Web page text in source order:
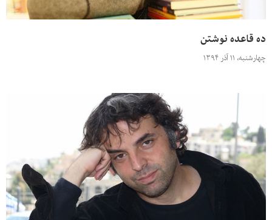
ده قاعده نوشتن
چهارشنبه، ۱۱ آذر ۱۳۹۴